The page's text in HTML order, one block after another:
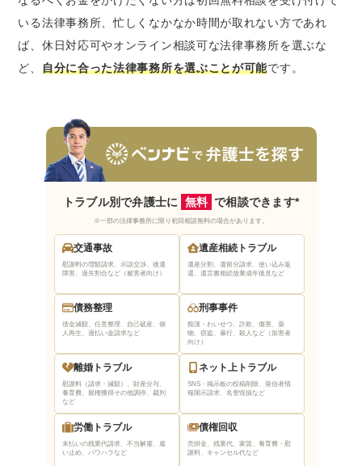
いる法律事務所、忙しくなかなか時間が取れない方であれ
ば、休日対応可やオンライン相談可な法律事務所を選ぶな
ど、 自分に合った法律事務所を選ぶことが可能です。
トラブル別で弁護士に 無料 で相談できます*
※一部の法律事務所に限り初回相談無料の場合があります。
交通事故
慰謝料の増額請求、示談交渉、後遺
障害、過失割合など（被害者向け）
遺産相続トラブル
遺産分割、遺留分請求、使い込み返
還、遺言書相続放棄成年後見など
債務整理
借金減額、任意整理、自己破産、個
人再生、過払い金請求など
刑事事件
痴漢・わいせつ、詐欺、傷害、薬
物、窃盗、暴行、殺人など（加害者
向け）
離婚トラブル
慰謝料（請求・減額）、財産分与、
養育費、親権獲得その他調停、裁判
など
ネット上トラブル
SNS・掲示板の投稿削除、発信者情
報開示請求、名誉毀損など
労働トラブル
未払いの残業代請求、不当解雇、雇
い止め、パワハラなど
債権回収
売掛金、残業代、家賃、養育費・慰
謝料、キャンセル代など